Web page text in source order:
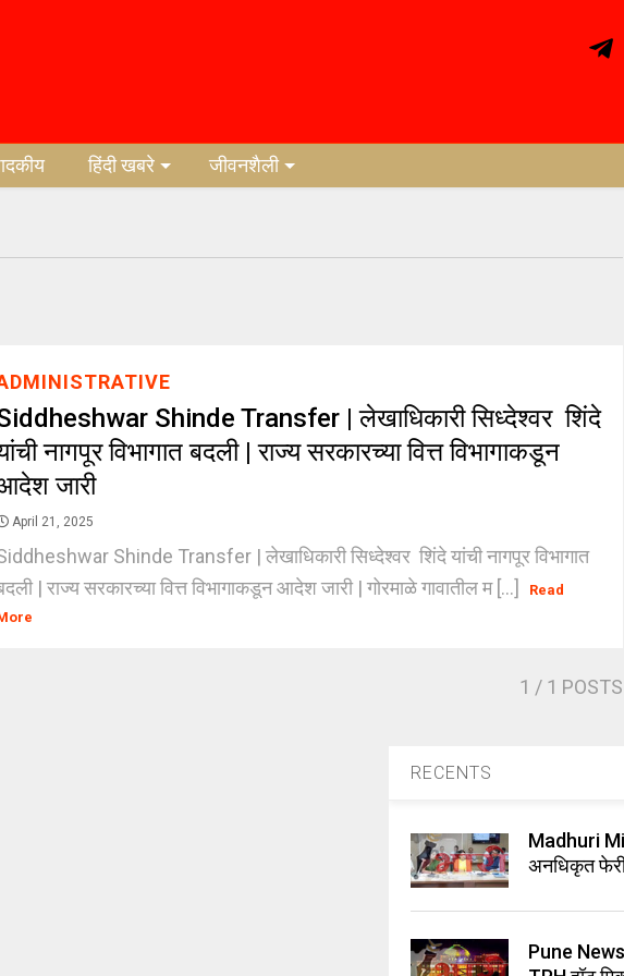
हिंदी खबरे जीवनशैली
Shinde Transfer | लेखाधिकारी सिध्देश्वर शिंदे
नागपूर विभागात बदली | राज्य सरकारच्या वित्त विभागाकडून
जारी
April 21, 2025
Shinde Transfer | लेखाधिकारी सिध्देश्वर शिंदे यांची नागपूर विभागात
| राज्य सरकारच्या वित्त विभागाकडून आदेश जारी | गोरमाळे गावातील म [...]
Read
1 / 1 POSTS
RECENTS
Madhuri
अनधिकृत
Pune